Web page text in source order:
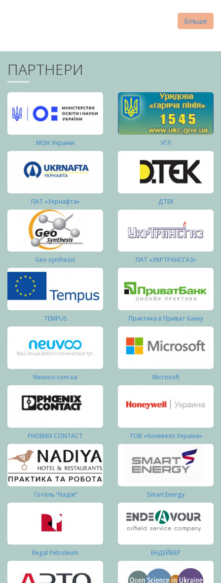
Більше
ПАРТНЕРИ
МОН України УГЛ
ПАТ «Укрнафта» ДТЕК
Geo synthesis ПАТ «УКРТРАНСГАЗ»
TEMPUS Практика в Приват Банку
Neuvoo.com.ua Microsoft
PHOENIX CONTACT ТОВ «Хоневелл Україна»
Готель “Надія” Smart Energy
Regal Petroleum ЕНДЕЙВЕР